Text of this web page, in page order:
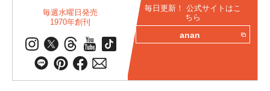
毎週水曜日発売
1970年創刊
毎日更新！ 公式サイトはこ
ちら
anan